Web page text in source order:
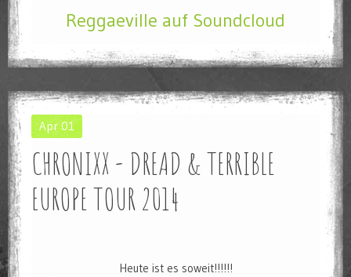
Reggaeville auf Soundcloud
Apr 01
CHRONIXX - DREAD & TERRIBLE
EUROPE TOUR 2014
Heute ist es soweit!!!!!!